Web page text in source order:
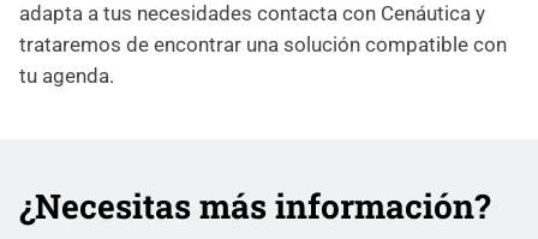
adapta a tus necesidades contacta con Cenáutica y
trataremos de encontrar una solución compatible con
tu agenda.
¿Necesitas más información?